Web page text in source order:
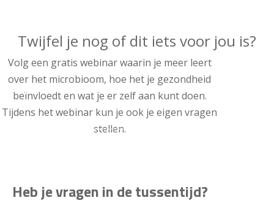
Twijfel je nog of dit iets voor jou is?
Volg een gratis webinar waarin je meer leert
over het microbioom, hoe het je gezondheid
beïnvloedt en wat je er zelf aan kunt doen.
Tijdens het webinar kun je ook je eigen vragen
stellen.
Heb je vragen in de tussentijd?